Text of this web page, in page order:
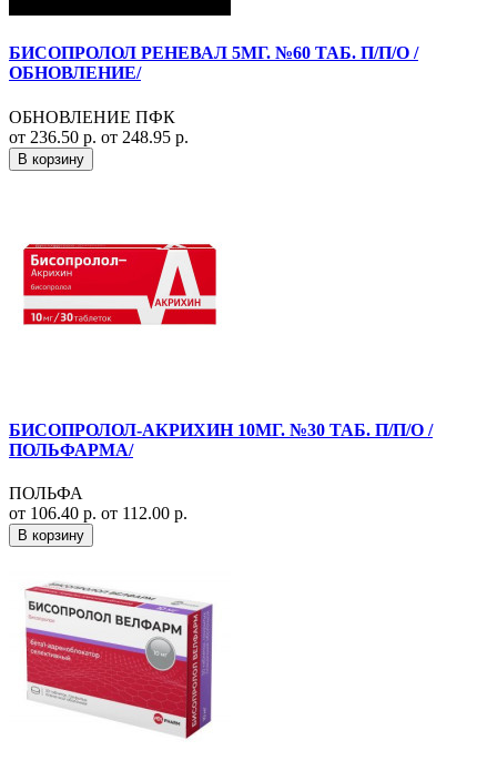
БИСОПРОЛОЛ РЕНЕВАЛ 5МГ. №60 ТАБ. П/П/О /
ОБНОВЛЕНИЕ/
ОБНОВЛЕНИЕ ПФК
от 236.50 р. от 248.95 р.
В корзину
БИСОПРОЛОЛ-АКРИХИН 10МГ. №30 ТАБ. П/П/О /
ПОЛЬФАРМА/
ПОЛЬФА
от 106.40 р. от 112.00 р.
В корзину